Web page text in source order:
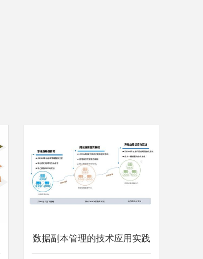
数据副本管理的技术应用实践